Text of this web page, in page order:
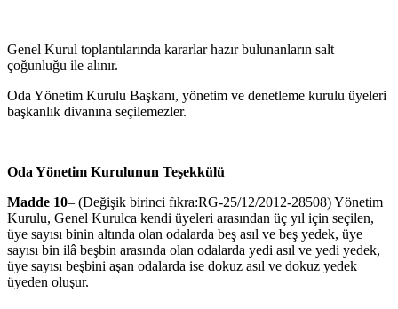
Genel Kurul toplantılarında kararlar hazır bulunanların salt
çoğunluğu ile alınır.
Oda Yönetim Kurulu Başkanı, yönetim ve denetleme kurulu üyeleri
baş­kanlık divanına seçilemezler.
Oda Yönetim Kurulunun Teşekkülü
Madde 10– (Değişik birinci fıkra:RG-25/12/2012-28508) Yönetim
Kurulu, Genel Kurulca kendi üyeleri arasından üç yıl için seçilen,
üye sayısı binin altında olan odalarda beş asıl ve beş yedek, üye
sayısı bin ilâ beşbin arasında olan odalarda yedi asıl ve yedi yedek,
üye sayısı beşbini aşan odalarda ise dokuz asıl ve dokuz yedek
üyeden oluşur.